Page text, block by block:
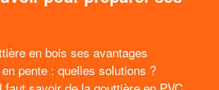
en bois ses avantages
pente : quelles solutions ?